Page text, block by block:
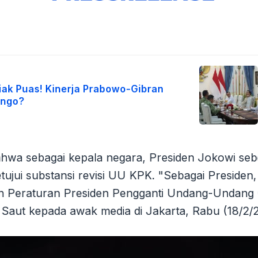
Puas! Kinerja Prabowo-Gibran
sebagai kepala negara, Presiden Jokowi
substansi revisi UU KPK. "Sebagai
Peraturan Presiden Pengganti Undang-
kepada awak media di Jakarta, Rabu (18/2/